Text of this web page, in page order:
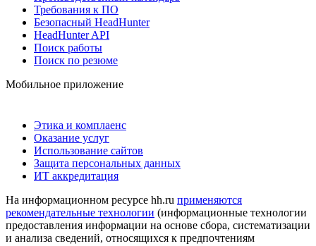
Требования к ПО
Безопасный HeadHunter
HeadHunter API
Поиск работы
Поиск по резюме
Мобильное приложение
Этика и комплаенс
Оказание услуг
Использование сайтов
Защита персональных данных
ИТ аккредитация
На информационном ресурсе hh.ru применяются
рекомендательные технологии (информационные технологии
предоставления информации на основе сбора, систематизации
и анализа сведений, относящихся к предпочтениям